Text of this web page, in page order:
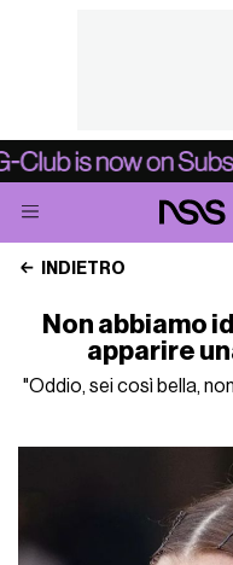
INDIETRO
Non abbiamo
apparire
"Oddio, sei così bella,